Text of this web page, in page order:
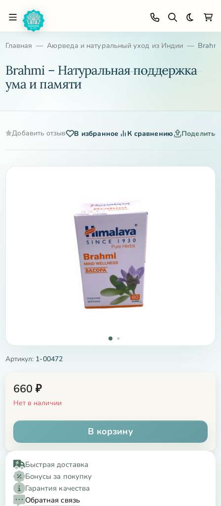
Темная
Главная Аюрведа и натуральный уход из Индии
Brahmi – Натуральная поддержка
ума и памяти
Добавить отзыв В избранное К сравнению
Артикул: 1-00472
660 ₽
Нет в наличии
В корзину
Быстрая доставка
Бонусы за покупку
Гарантия качества
Обратная связь